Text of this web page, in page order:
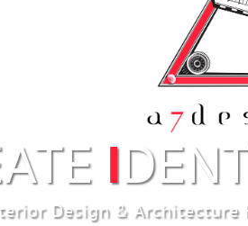
I
Design & Architecture